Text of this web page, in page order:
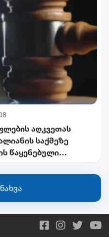
აღკვეთას
საქმეზე
წაყენებული